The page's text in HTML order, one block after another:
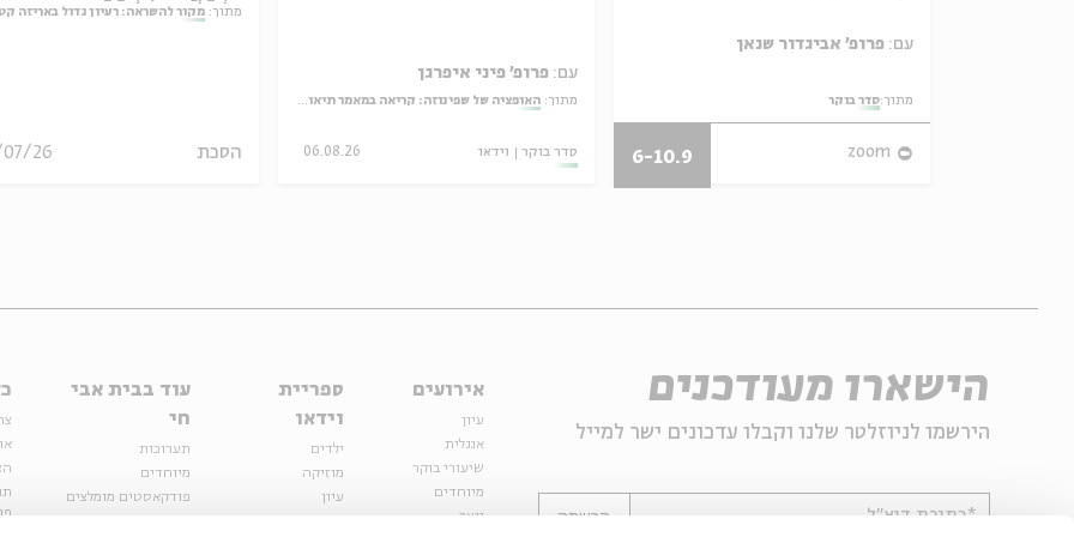
מתוך: מקור להשראה: רעיון גדול באריזה
הסכת 26
עם: פרופ' פיני איפרגן
מתוך: האופציה של שפינוזה: קריאה במאמר תיאולוגי־מדיני
סדר בוקר וידאו 06.08.26
עם:
מתוך:סדר בוקר
zoom
6-10.9
הישארו מעודכנים
הירשמו לניוזלטר שלנו וקבלו עדכונים ישר למייל
*כתובת דוא"ל הרשמה
אירועים
עיון
אנגלית
שיעורי בוקר
מיוחדים
נוער
ספריית
וידאו
ילדים
מוזיקה
עיון
עוד בבית אבי
חי
תערוכות
מיוחדים
פודקאסטים מומלצים